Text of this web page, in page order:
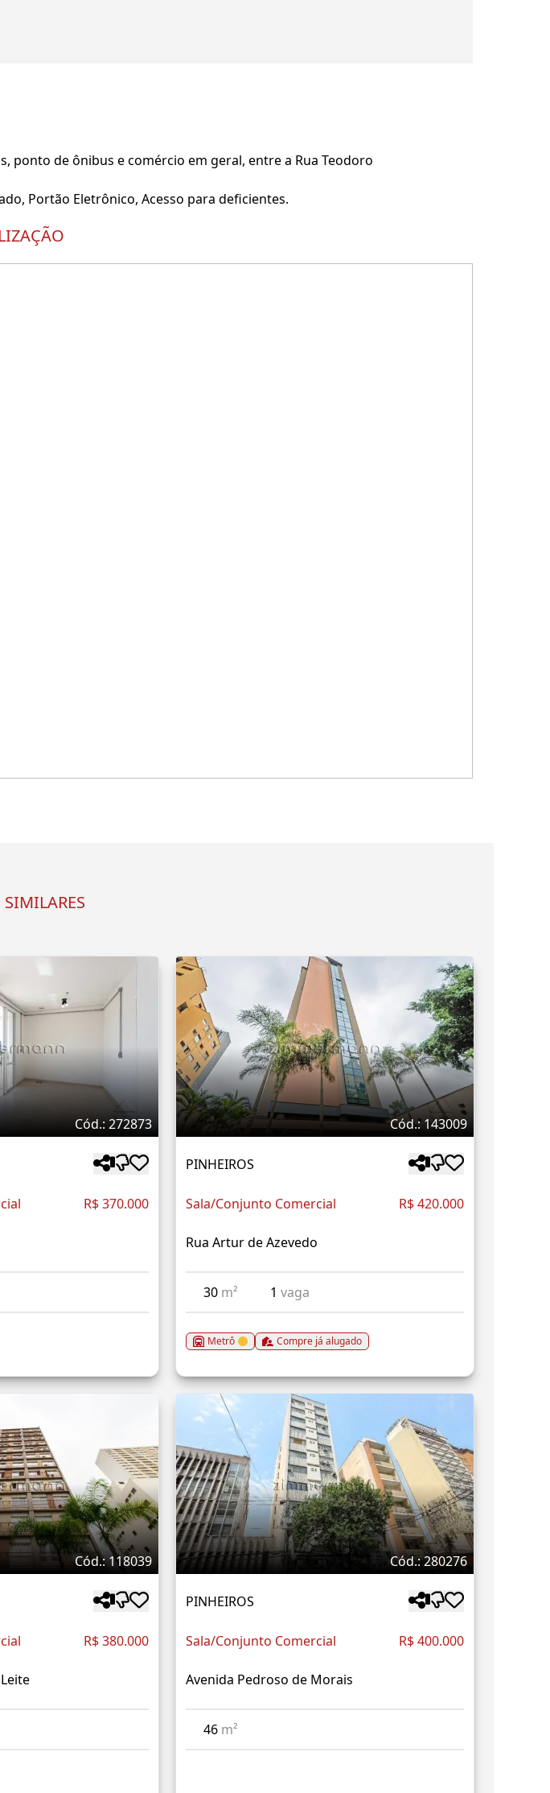
ponto de ônibus e comércio em geral, entre a Rua Teodoro
Portão Eletrônico, Acesso para deficientes.
Cód.: 272873
R$ 370.000
Cód.: 143009
PINHEIROS
Sala/Conjunto Comercial R$ 420.000
Rua Artur de Azevedo
30 m² 1vaga
Metrô Compre já alugado
Cód.: 118039
R$ 380.000
Cód.: 280276
PINHEIROS
Sala/Conjunto Comercial R$ 400.000
Avenida Pedroso de Morais
46 m²